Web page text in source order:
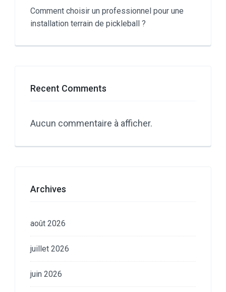
Comment choisir un professionnel pour une
installation terrain de pickleball ?
Recent Comments
Aucun commentaire à afficher.
Archives
août 2026
juillet 2026
juin 2026